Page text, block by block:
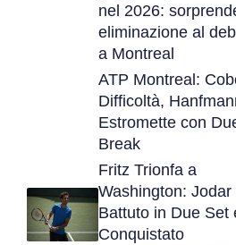
nel 2026:
eliminazione al
a Montreal
ATP Montreal:
Difficoltà,
Estromette con
Break
Fritz Trionfa a
Washington: Jodar
Battuto in Due Set
Conquistato